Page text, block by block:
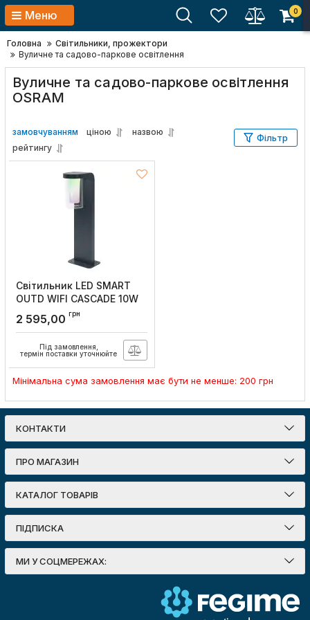
Меню 0
Головна
Світильники, прожектори
Вуличне та садово-паркове освітлення
Вуличне та садово-паркове освітлення
OSRAM
замовчуванням ціною
назвою
рейтингу
Фільтр
Світильник LED SMART
OUTD WIFI CASCADE 10W
RGBW LEDVANCE
Артикул:
2 595,00 грн
Під замовлення,
термін поставки уточнюйте
Мінімальна сума замовлення має бути не менше: 200 грн
КОНТАКТИ
ПРО МАГАЗИН
КАТАЛОГ ТОВАРІВ
ПІДПИСКА
МИ У СОЦМЕРЕЖАХ: